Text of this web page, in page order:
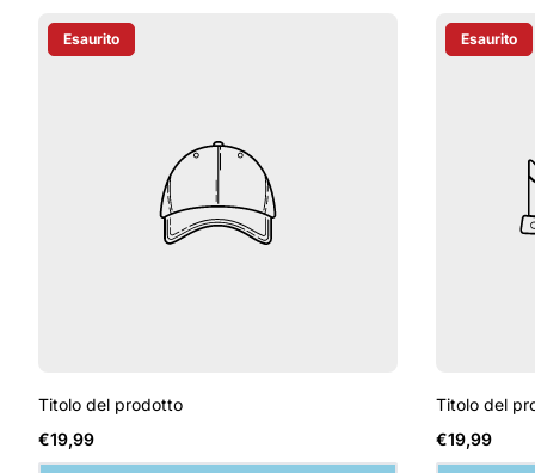
Etichetta Del Prodotto:
Esaurito
Titolo del prodotto
Prezzo
normale
€19,99
Etichetta
Esaurito
Titolo del
Prezzo
normale
€19,99